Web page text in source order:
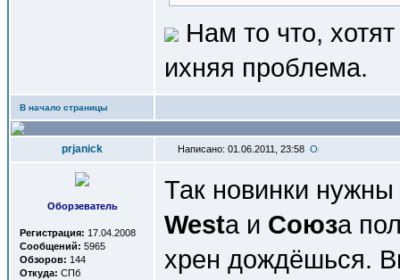
Нам то что,
ихняя проблема.
В начало страницы
prjanick Написано: 01.06.2011, 23:58
Оборзеватель
Регистрация: 17.04.2008
Сообщений: 5965
Обзоров: 144
Откуда: СПб
Так новинки
Westа и Союза
хрен дождёшься.